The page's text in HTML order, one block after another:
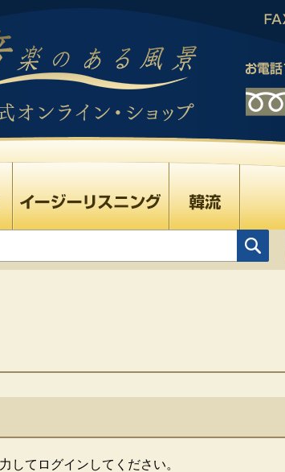
してログインしてください。